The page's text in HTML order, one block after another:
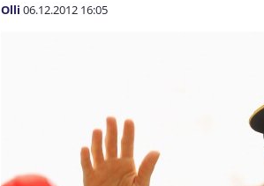
Olli 06.12.2012 16:05